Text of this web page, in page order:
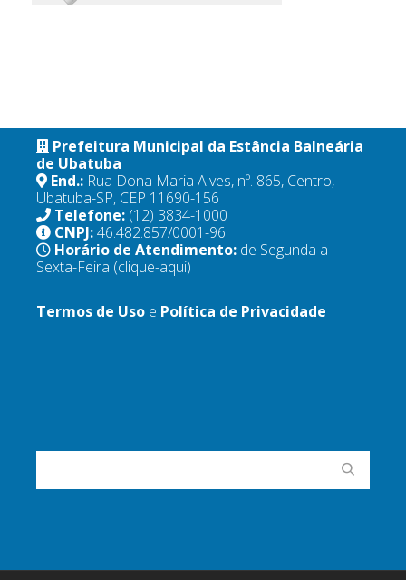
Prefeitura Municipal da Estância Balneária
de Ubatuba
End.: Rua Dona Maria Alves, nº. 865, Centro,
Ubatuba-SP, CEP 11690-156
Telefone: (12) 3834-1000
CNPJ:46.482.857/0001-96
Horário de Atendimento: de Segunda a
Sexta-Feira (clique-aqui)
Termos de Uso e Política de Privacidade